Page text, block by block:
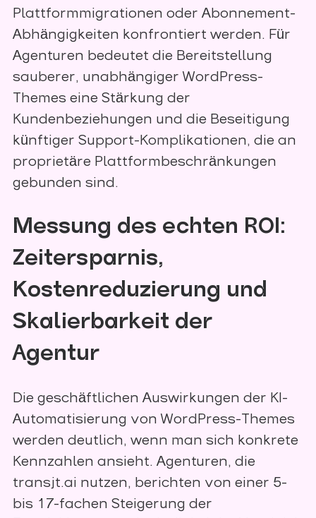
Plattformmigrationen oder Abonnement-
Abhängigkeiten konfrontiert werden. Für
Agenturen bedeutet die Bereitstellung
sauberer, unabhängiger WordPress-
Themes eine Stärkung der
Kundenbeziehungen und die Beseitigung
künftiger Support-Komplikationen, die an
proprietäre Plattformbeschränkungen
gebunden sind.
Messung des echten ROI:
Zeitersparnis,
Kostenreduzierung und
Skalierbarkeit der
Agentur
Die geschäftlichen Auswirkungen der KI-
Automatisierung von WordPress-Themes
werden deutlich, wenn man sich konkrete
Kennzahlen ansieht. Agenturen, die
transjt.ai nutzen, berichten von einer 5-
bis 17-fachen Steigerung der